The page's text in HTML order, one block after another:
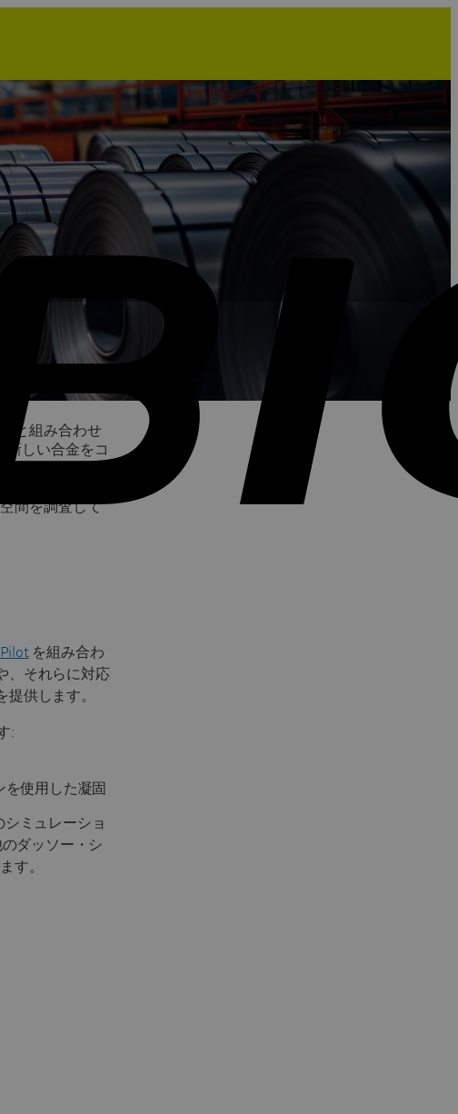
と組み合わせ
新しい合金をコ
材料を設計す
す。つまり、
間を調査して
を組み合わ
、それらに対応
供します。
:
使用した凝固
シミュレーショ
ダッソー・シ
す。